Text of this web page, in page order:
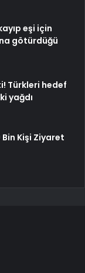
eşi için
götürdüğü
Türkleri hedef
yağdı
Bin Kişi Ziyaret